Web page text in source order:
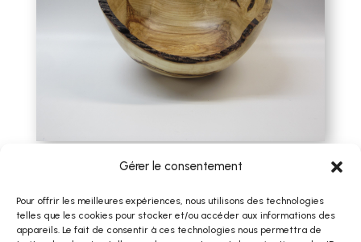
Gérer le consentement
Pour offrir les meilleures expériences, nous utilisons des technologies
telles que les cookies pour stocker et/ou accéder aux informations des
appareils. Le fait de consentir à ces technologies nous permettra de
RETOUR